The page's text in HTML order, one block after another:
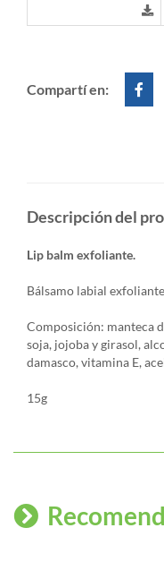
Compartí en:
Descripción del
Lip balm exfoliante.
Bálsamo labial
Composición: manteca
soja, jojoba y girasol,
damasco, vitamina E,
15g